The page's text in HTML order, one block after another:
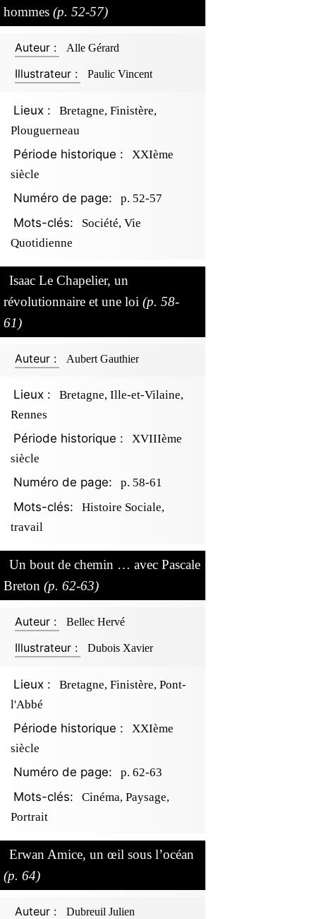
hommes (p. 52-57)
Auteur : Alle Gérard
Illustrateur : Paulic Vincent
Lieux :
Bretagne, Finistère,
Plouguerneau
Période historique :
XXIème
siècle
Numéro de page: p. 52-57
Mots-clés:
Société, Vie
Quotidienne
Isaac Le Chapelier, un
révolutionnaire et une loi (p. 58-
61)
Auteur : Aubert Gauthier
Lieux :
Bretagne, Ille-et-Vilaine,
Rennes
Période historique :
XVIIIème
siècle
Numéro de page: p. 58-61
Mots-clés:
Histoire Sociale,
travail
Un bout de chemin … avec Pascale
Breton (p. 62-63)
Auteur : Bellec Hervé
Illustrateur : Dubois Xavier
Lieux :
Bretagne, Finistère, Pont-
l'Abbé
Période historique :
XXIème
siècle
Numéro de page: p. 62-63
Mots-clés:
Cinéma, Paysage,
Portrait
Erwan Amice, un œil sous l’océan
(p. 64)
Auteur : Dubreuil Julien